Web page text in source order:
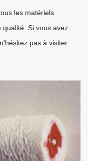
les matériels
Si vous avez
pas à visiter